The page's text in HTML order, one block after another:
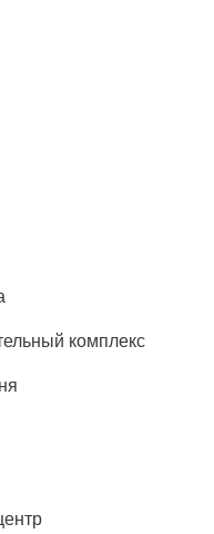
комплекс